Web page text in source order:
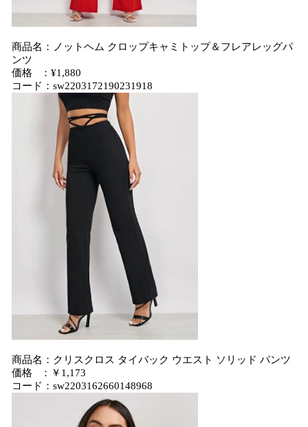
商品名：ノットヘム クロップキャミトップ＆フレアレッグパ
ンツ
価格 ：¥1,880
コード：sw2203172190231918
商品名：クリスクロス タイバック ウエスト ソリッド パンツ
価格 ：￥1,173
コード：sw2203162660148968